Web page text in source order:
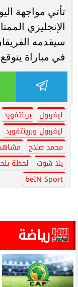
تأتي مواجهة
الإنجليزي
في مباراة
ليفربول برينتفورد
ليفربول وبرينتفورد
محمد صلاح
يلا شوت
لحظة
beIN Sport
رياضة